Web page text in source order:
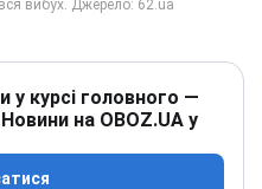
у курсі головного —
на OBOZ.UA у